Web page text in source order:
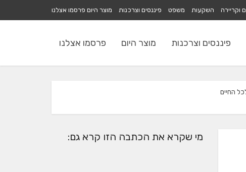
וקריירה השקעות משפט פיננסים וצרכנות מוצר היום פרסמו אצלנו
פיננסים וצרכנות מוצר היום פרסמו אצלנו
מי שקרא את הכתבה הזו קרא גם: